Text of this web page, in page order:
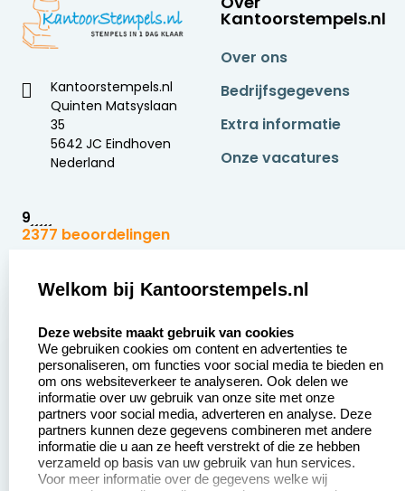
Kantoorstempels.nl
Quinten Matsyslaan
35
5642 JC Eindhoven
Nederland
9
2377 beoordelingen
Kantoorstempels.nl
Over ons
Bedrijfsgegevens
Extra informatie
Onze vacatures
Zakelijk:
Aanvraag op maat
Betaling &
Verzending
Wederverkoper
worden
Sale
Klantenservice:
Contact opnemen
Veel gestelde vragen
Retourneren
Herroepingsrecht
Welkom bij Kantoorstempels.nl
Deze website maakt gebruik van cookies
We gebruiken cookies om content en advertenties te
personaliseren, om functies voor social media te bieden en
om ons websiteverkeer te analyseren. Ook delen we
informatie over uw gebruik van onze site met onze
partners voor social media, adverteren en analyse. Deze
partners kunnen deze gegevens combineren met andere
informatie die u aan ze heeft verstrekt of die ze hebben
verzameld op basis van uw gebruik van hun services.
Voor meer informatie over de gegevens welke wij